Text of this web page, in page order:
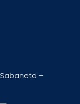
Sabaneta –